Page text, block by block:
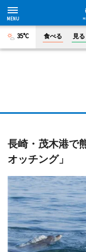
35°C 食べる 見
長崎・茂木港で
オッチング」